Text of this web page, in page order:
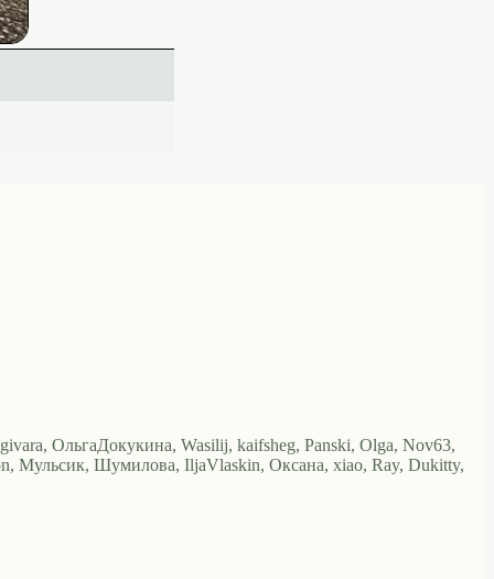
ОльгаДокукина, Wasilij, kaifsheg, Panski, Olga, Nov63,
Мульсик, Шумилова, IljaVlaskin, Оксана, xiao, Ray, Dukitty,